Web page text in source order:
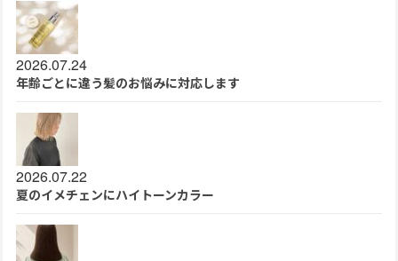
2026.07.24
年齢ごとに違う髪のお悩みに対応します
2026.07.22
夏のイメチェンにハイトーンカラー